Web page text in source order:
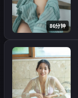
86分钟